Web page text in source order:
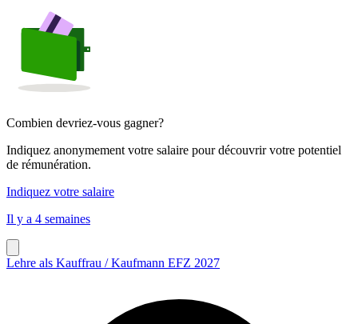
Combien devriez-vous gagner?
Indiquez anonymement votre salaire pour découvrir votre potentiel
de rémunération.
Indiquez votre salaire
Il y a 4 semaines
Lehre als Kauffrau / Kaufmann EFZ 2027